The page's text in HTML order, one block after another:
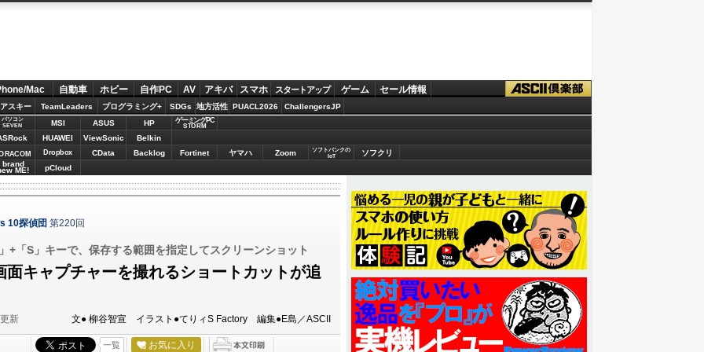
Mac 自動車 ホビー 自作PC AV アキバ スマホ スタートアップ ゲーム セール情報
スキー TeamLeaders プログラミング+ SDGs 地方活性 PUACL2026 ChallengersJP
パソコン
SEVEN
MSI ASUS HP ゲーミングPC
STORM
HUAWEI ViewSonic Belkin
Dropbox CData Backlog Fortinet ヤマハ Zoom
ソフトバンクの
IoT
ソフクリ
brand
ME! pCloud
10探偵団 第220回
「S」キーで、保存する範囲を指定してスクリーンショット
キャプチャーを撮れるショートカットが追
新 文● 柳谷智宣 イラスト●てりィS Factory 編集●E島／ASCII
一覧 お気に入り